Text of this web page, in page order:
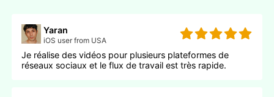
Yaran
iOS user from USA
Je réalise des vidéos pour plusieurs plateformes de
réseaux sociaux et le flux de travail est très rapide.